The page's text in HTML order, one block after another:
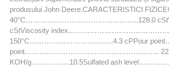
produsului John Deere.CARACTERISTICI
40°C………………………………………..128.0
cStViscosity
150°C……………………………..4.3 cPPour
point………………………………………………..
KOH/g…………….10.5Sulfated ash